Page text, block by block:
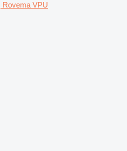
Rovema VPU